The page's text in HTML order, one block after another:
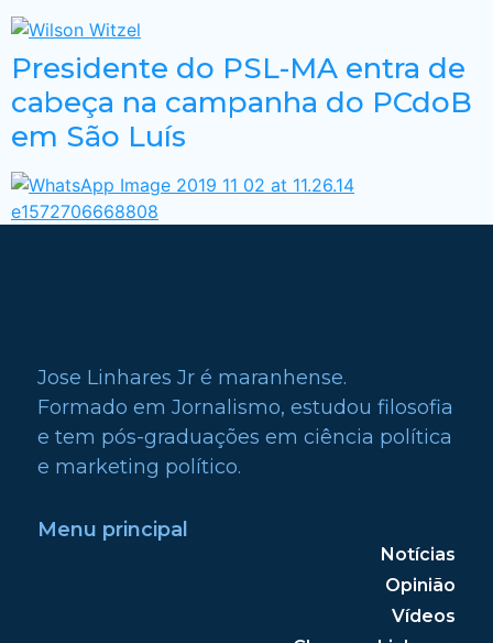
Presidente do PSL-MA entra de
cabeça na campanha do PCdoB
em São Luís
Jose Linhares Jr é maranhense.
Formado em Jornalismo, estudou filosofia
e tem pós-graduações em ciência política
e marketing político.
Menu principal
Notícias
Opinião
Vídeos